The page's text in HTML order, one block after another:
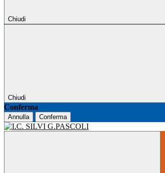
Chiudi
Chiudi
Conferma
Annulla Conferma